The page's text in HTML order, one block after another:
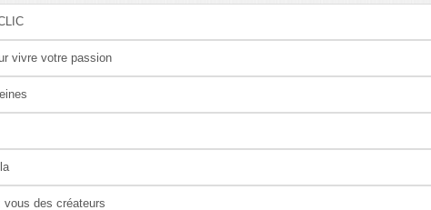
vivre votre passion
vous des créateurs